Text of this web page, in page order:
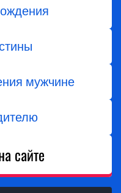
мужчине
сайте